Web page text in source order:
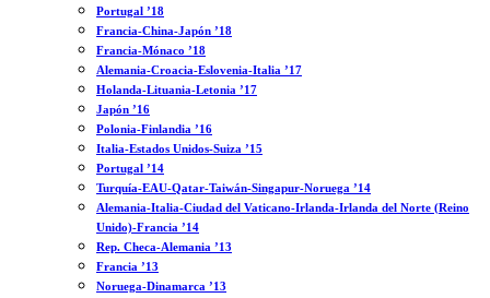
Portugal ’18
Francia-China-Japón ’18
Francia-Mónaco ’18
Alemania-Croacia-Eslovenia-Italia ’17
Holanda-Lituania-Letonia ’17
Japón ’16
Polonia-Finlandia ’16
Italia-Estados Unidos-Suiza ’15
Portugal ’14
Turquía-EAU-Qatar-Taiwán-Singapur-Noruega ’14
Alemania-Italia-Ciudad del Vaticano-Irlanda-Irlanda del Norte (Reino
Unido)-Francia ’14
Rep. Checa-Alemania ’13
Francia ’13
Noruega-Dinamarca ’13